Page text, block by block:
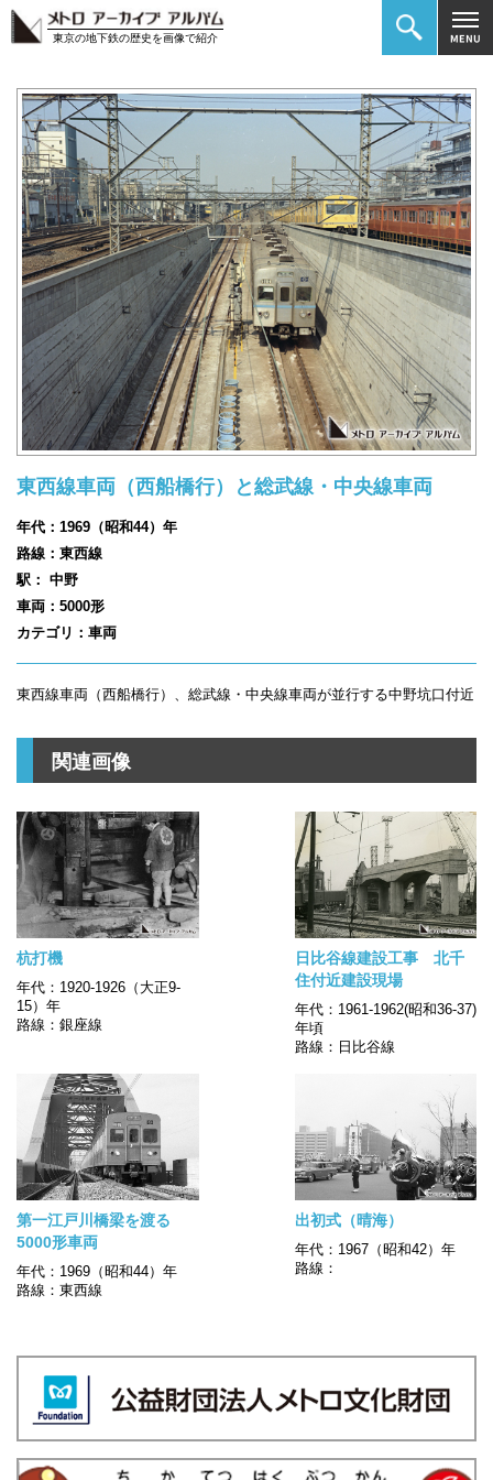
東京の地下鉄の歴史を画像で紹介
東西線車両（西船橋行）と総武線・中央線車両
年代：1969（昭和44）年
路線：東西線
駅： 中野
車両：5000形
カテゴリ：車両
東西線車両（西船橋行）、総武線・中央線車両が並行する中野坑口付近
関連画像
杭打機
年代：1920-1926（大正9-
15）年
路線：銀座線
日比谷線建設工事 北千
住付近建設現場
年代：1961-1962(昭和36-37)
年頃
路線：日比谷線
第一江戸川橋梁を渡る
5000形車両
年代：1969（昭和44）年
路線：東西線
出初式（晴海）
年代：1967（昭和42）年
路線：